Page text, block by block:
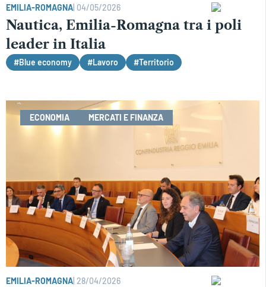
EMILIA-ROMAGNA 04/05/2026
Nautica, Emilia-Romagna tra i poli
leader in Italia
#Blue economy #Lavoro #Territorio
ECONOMIA MERCATI E FINANZA
EMILIA-ROMAGNA 28/04/2026